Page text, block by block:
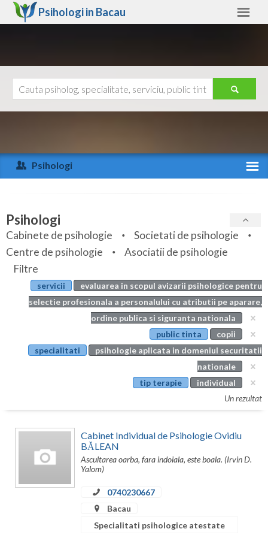
Psihologi in Bacau
Arad
Arges
Bihor
Bistrita-Nasaud
Botosani
Braila
Bucuresti
Constanta
Covasna
Ajutor
Psihologi
Specialitati
Servicii
Articole
Evenimente
Psihologi
Cabinete de psihologie
Societati de psihologie
Centre de psihologie
Asociatii de psihologie
Filtre
servicii
evaluarea in scopul avizarii psihologice pentru
selectie profesionala a personalului cu atributii pe aparare,
ordine publica si siguranta nationala
public tinta
copii
specialitati
psihologie aplicata in domeniul securitatii
nationale
tip terapie
individual
Un rezultat
Cabinet Individual de Psihologie Ovidiu
BĂLEAN
Ascultarea oarba, fara indoiala, este boala. (Irvin D.
Yalom)
0740230667
Bacau
Specialitati psihologice atestate